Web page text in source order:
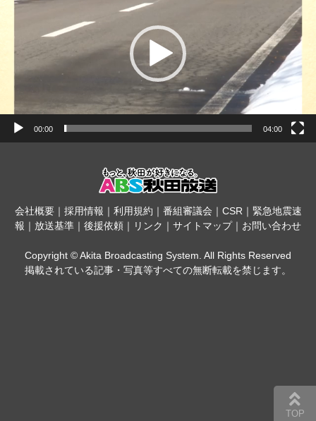
00:00 04:00
会社概要｜ 採用情報 ｜ 利用規約 ｜ 番組審議会 ｜ CSR｜ 緊急地震速
報 ｜ 放送基準 ｜ 後援依頼 ｜ リンク ｜ サイトマップ｜ お問い合わせ
Copyright © Akita Broadcasting System. All Rights Reserved
掲載されている記事・写真等すべての無断転載を禁じます。